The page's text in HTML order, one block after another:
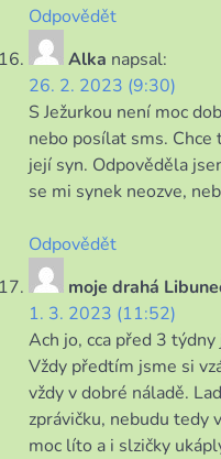
Odpovědět
Alka napsal:
26. 2. 2023 (9:30)
S Ježurkou není moc
nebo posílat sms.
její syn. Odpověděla
se mi synek neozve,
Odpovědět
moje drahá
1. 3. 2023 (11:52)
Ach jo, cca před 3
Vždy předtím jsme si
vždy v dobré náladě.
zprávičku, nebudu tedy
moc líto a i slzičky